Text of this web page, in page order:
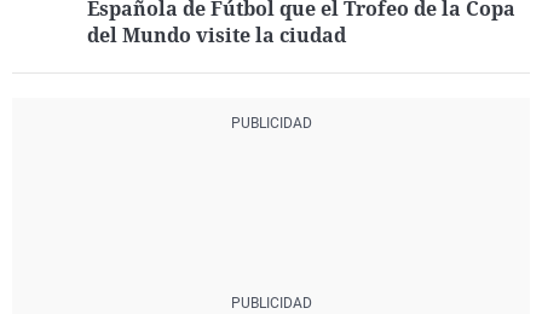
Española de Fútbol que el Trofeo de la Copa
del Mundo visite la ciudad